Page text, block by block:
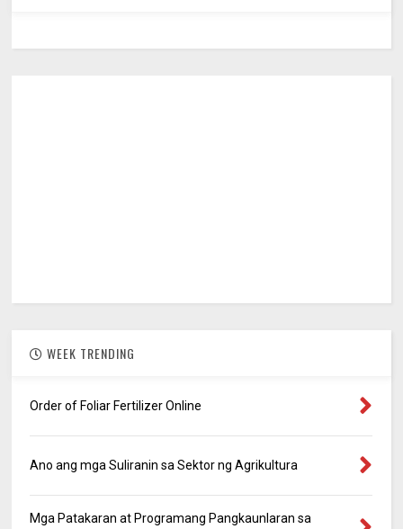
WEEK TRENDING
Order of Foliar Fertilizer Online
Ano ang mga Suliranin sa Sektor ng Agrikultura
Mga Patakaran at Programang Pangkaunlaran sa